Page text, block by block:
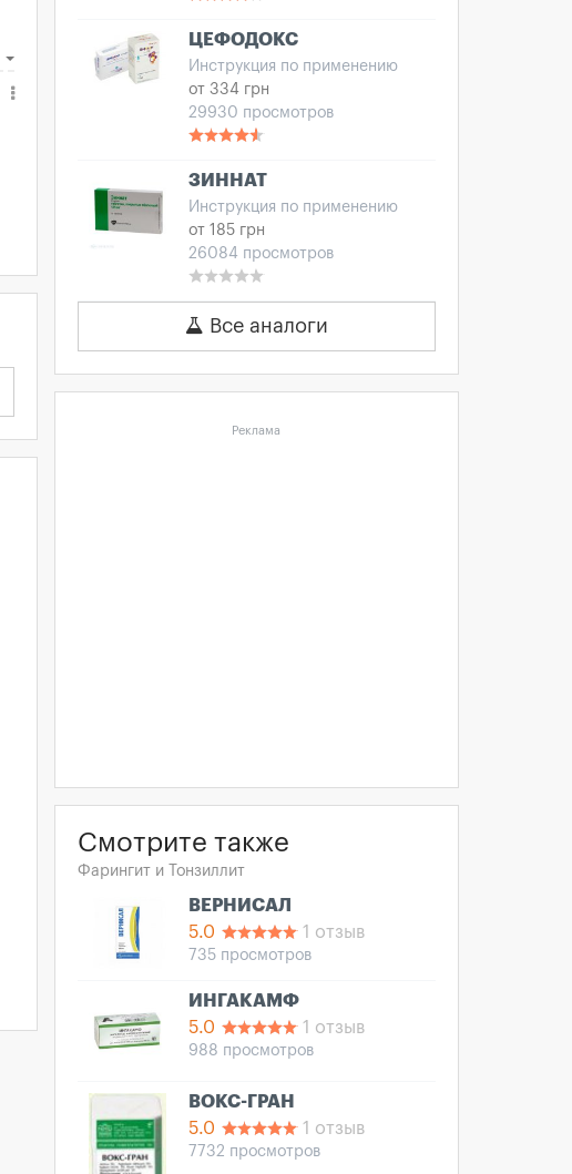
ЦЕФОДОКС
Инструкция по применению
от 334 грн
29930 просмотров
ЗИННАТ
Инструкция по применению
от 185 грн
26084 просмотров
Все аналоги
Реклама
Смотрите также
Фарингит и Тонзиллит
ВЕРНИСАЛ
5.0
1 отзыв
735 просмотров
ИНГАКАМФ
5.0
1 отзыв
988 просмотров
ВОКС-ГРАН
5.0
1 отзыв
7732 просмотров